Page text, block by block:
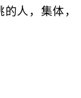
人，集体，